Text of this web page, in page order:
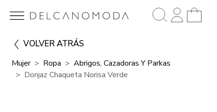
VOLVER ATRÁS
Mujer Ropa
Abrigos, Cazadoras Y Parkas
Donjaz Chaqueta Norisa Verde